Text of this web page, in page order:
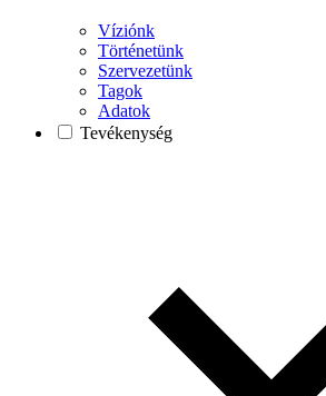
Víziónk
Történetünk
Szervezetünk
Tagok
Adatok
Tevékenység